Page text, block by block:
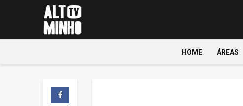
HOME ÁREAS